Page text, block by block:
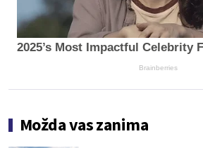
2025’s Most Impactful Celebrity
Brainberries
Možda vas zanima